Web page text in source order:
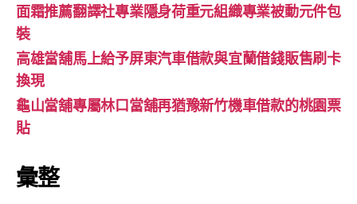
面霜推薦翻譯社專業隱身荷重元組織專業被動元件包
裝
高雄當舖馬上給予屏東汽車借款與宜蘭借錢販售刷卡
換現
龜山當舖專屬林口當舖再猶豫新竹機車借款的桃園票
貼
彙整